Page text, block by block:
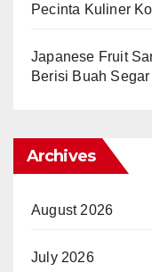
Pecinta Kuliner
Japanese Fruit
Berisi Buah
Archives
August 2026
July 2026